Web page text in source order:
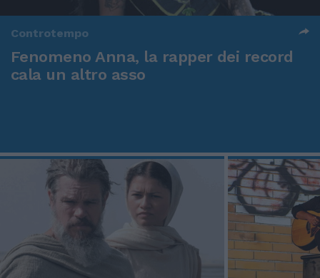
Controtempo
Fenomeno Anna, la rapper dei record
cala un altro asso